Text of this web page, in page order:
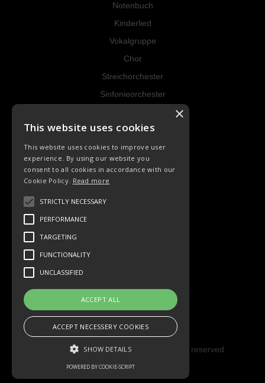
Notenbuch
Kinderlied
Vokalgruppe
Chor
Streichorchester
Sinfonieorchester
AGB
Datenschutz
Widerrufsrecht
Facebook
Youtube
Copyright © 2023 Hipke Musik. All rights reserved.
This website uses cookies
This website uses cookies to improve user
experience. By using our website you
consent to all cookies in accordance with our
Cookie Policy. Read more
STRICTLY NECESSARY
PERFORMANCE
TARGETING
FUNCTIONALITY
UNCLASSIFIED
ACCEPT ALL
ACCEPT NECESSERY COOKIES
SHOW DETAILS
POWERED BY COOKIE-SCRIPT
×